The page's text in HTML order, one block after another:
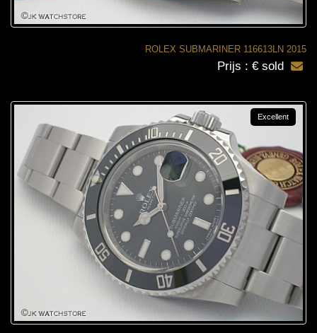
ROLEX SUBMARINER 116613LN 2015
Prijs : € sold
Excellent